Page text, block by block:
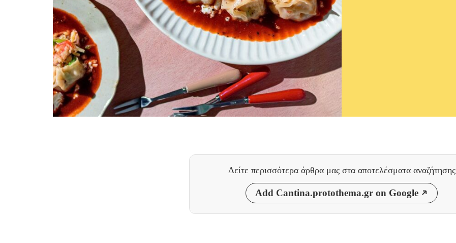
Δείτε περισσότερα άρθρα μας στα αποτελέσματα αναζήτησης
Add Cantina.protothema.gr on Google